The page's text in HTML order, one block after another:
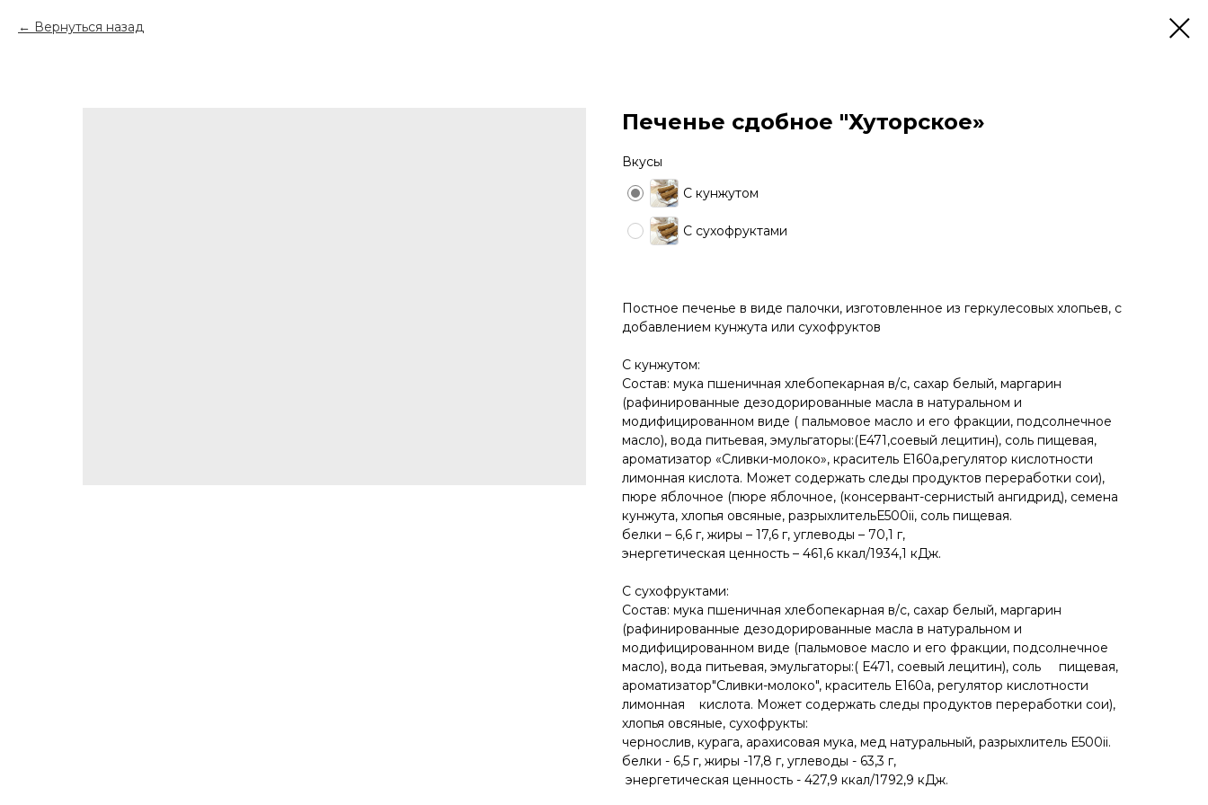
Вернуться назад
Печенье сдобное "Хуторское»
Вкусы
С кунжутом
С сухофруктами
Постное печенье в виде палочки, изготовленное из геркулесовых хлопьев, с
добавлением кунжута или сухофруктов
С кунжутом:
Состав: мука пшеничная хлебопекарная в/с, сахар белый, маргарин
(рафинированные дезодорированные масла в натуральном и
модифицированном виде ( пальмовое масло и его фракции, подсолнечное
масло), вода питьевая, эмульгаторы:(Е471,соевый лецитин), соль пищевая,
ароматизатор «Сливки-молоко», краситель Е160а,регулятор кислотности
лимонная кислота. Может содержать следы продуктов переработки сои),
пюре яблочное (пюре яблочное, (консервант-сернистый ангидрид), семена
кунжута, хлопья овсяные, разрыхлительЕ500ii, соль пищевая.
белки – 6,6 г, жиры – 17,6 г, углеводы – 70,1 г,
энергетическая ценность – 461,6 ккал/1934,1 кДж.
С сухофруктами:
Состав: мука пшеничная хлебопекарная в/с, сахар белый, маргарин
(рафинированные дезодорированные масла в натуральном и
модифицированном виде (пальмовое масло и его фракции, подсолнечное
масло), вода питьевая, эмульгаторы:( Е471, соевый лецитин), соль пищевая,
ароматизатор"Сливки-молоко", краситель Е160а, регулятор кислотности
лимонная кислота. Может содержать следы продуктов переработки сои),
хлопья овсяные, сухофрукты:
чернослив, курага, арахисовая мука, мед натуральный, разрыхлитель Е500ii.
белки - 6,5 г, жиры -17,8 г, углеводы - 63,3 г,
энергетическая ценность - 427,9 ккал/1792,9 кДж.